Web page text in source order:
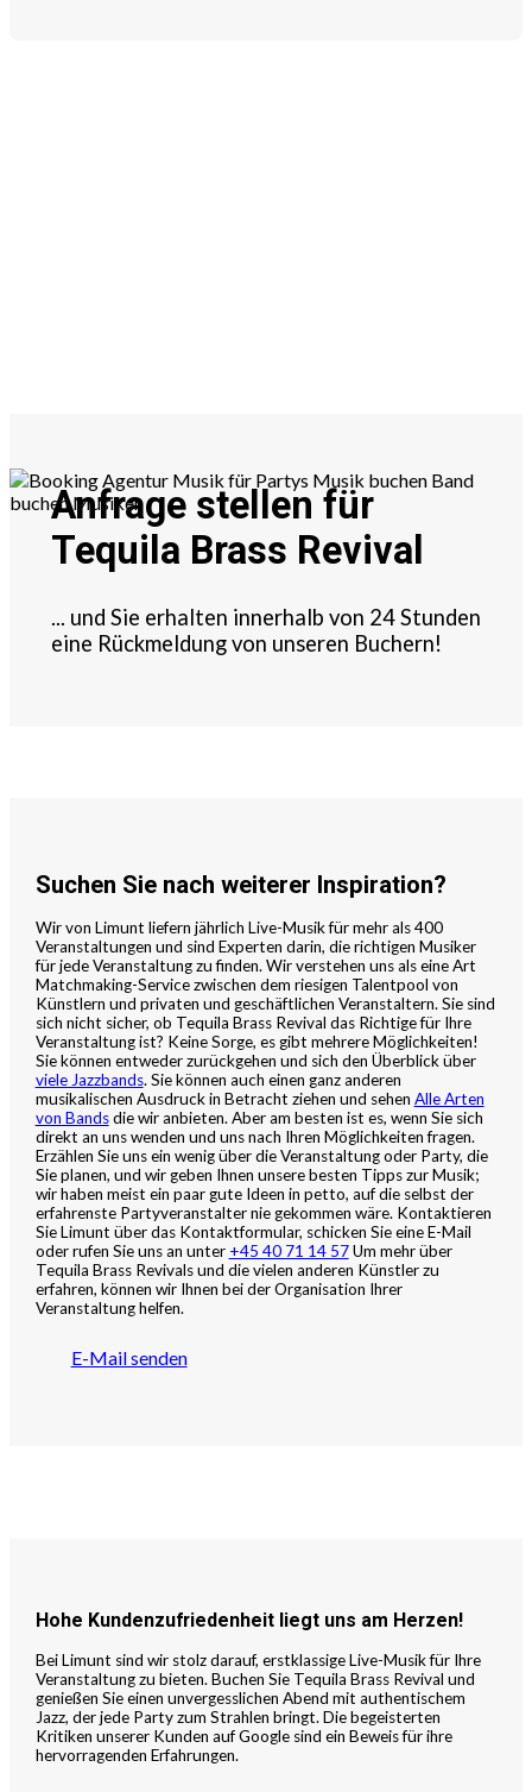
Anfrage stellen für
Tequila Brass Revival
... und Sie erhalten innerhalb von 24 Stunden
eine Rückmeldung von unseren Buchern!
Suchen Sie nach weiterer Inspiration?
Wir von Limunt liefern jährlich Live-Musik für mehr als 400
Veranstaltungen und sind Experten darin, die richtigen Musiker
für jede Veranstaltung zu finden. Wir verstehen uns als eine Art
Matchmaking-Service zwischen dem riesigen Talentpool von
Künstlern und privaten und geschäftlichen Veranstaltern. Sie sind
sich nicht sicher, ob Tequila Brass Revival das Richtige für Ihre
Veranstaltung ist? Keine Sorge, es gibt mehrere Möglichkeiten!
Sie können entweder zurückgehen und sich den Überblick über
viele Jazzbands. Sie können auch einen ganz anderen
musikalischen Ausdruck in Betracht ziehen und sehen Alle Arten
von Bandsdie wir anbieten. Aber am besten ist es, wenn Sie sich
direkt an uns wenden und uns nach Ihren Möglichkeiten fragen.
Erzählen Sie uns ein wenig über die Veranstaltung oder Party, die
Sie planen, und wir geben Ihnen unsere besten Tipps zur Musik;
wir haben meist ein paar gute Ideen in petto, auf die selbst der
erfahrenste Partyveranstalter nie gekommen wäre. Kontaktieren
Sie Limunt über das Kontaktformular, schicken Sie eine E-Mail
oder rufen Sie uns an unter +45 40 71 14 57Um mehr über
Tequila Brass Revivals und die vielen anderen Künstler zu
erfahren, können wir Ihnen bei der Organisation Ihrer
Veranstaltung helfen.
E-Mail senden
Hohe Kundenzufriedenheit liegt uns am Herzen!
Bei Limunt sind wir stolz darauf, erstklassige Live-Musik für Ihre
Veranstaltung zu bieten. Buchen Sie Tequila Brass Revival und
genießen Sie einen unvergesslichen Abend mit authentischem
Jazz, der jede Party zum Strahlen bringt. Die begeisterten
Kritiken unserer Kunden auf Google sind ein Beweis für ihre
hervorragenden Erfahrungen.